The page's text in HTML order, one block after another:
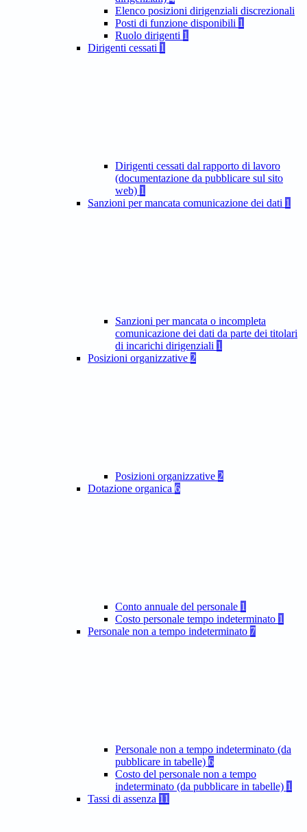
Elenco posizioni dirigenziali discrezionali
Posti di funzione disponibili 1
Ruolo dirigenti 1
Dirigenti cessati 1
Dirigenti cessati dal rapporto di lavoro
(documentazione da pubblicare sul sito
web) 1
Sanzioni per mancata comunicazione dei dati 1
Sanzioni per mancata o incompleta
comunicazione dei dati da parte dei titolari
di incarichi dirigenziali 1
Posizioni organizzative 2
Posizioni organizzative 2
Dotazione organica 6
Conto annuale del personale 1
Costo personale tempo indeterminato 1
Personale non a tempo indeterminato 7
Personale non a tempo indeterminato (da
pubblicare in tabelle) 6
Costo del personale non a tempo
indeterminato (da pubblicare in tabelle) 1
Tassi di assenza 11